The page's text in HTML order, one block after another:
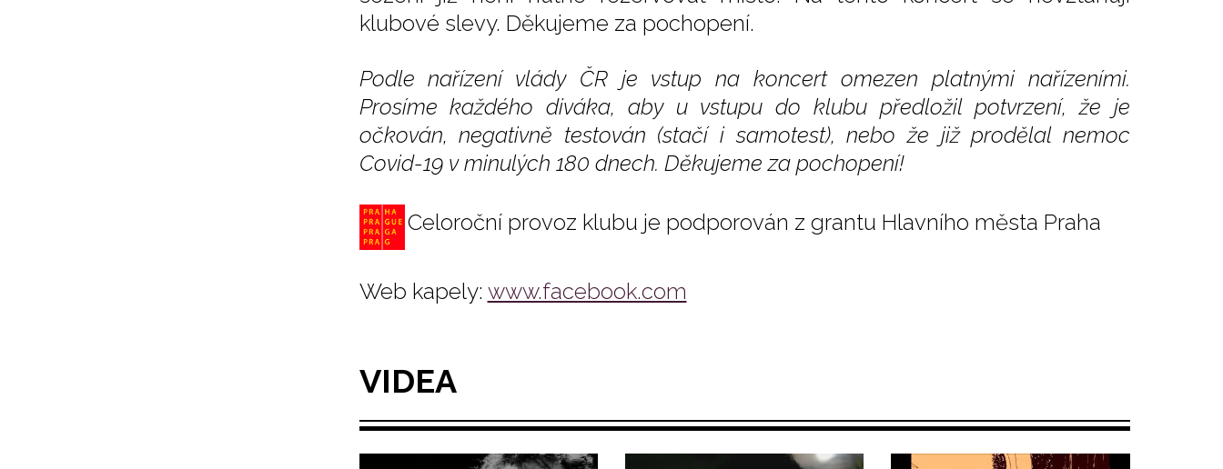
klubové slevy. Děkujeme za pochopení.
Podle nařízení vlády ČR je vstup na koncert omezen platnými nařízeními.
Prosíme každého diváka, aby u vstupu do klubu předložil potvrzení, že je
očkován, negativně testován (stačí i samotest), nebo že již prodělal nemoc
Covid-19 v minulých 180 dnech. Děkujeme za pochopení!
Celoroční provoz klubu je podporován z grantu Hlavního města Praha
Web kapely: www.facebook.com
VIDEA